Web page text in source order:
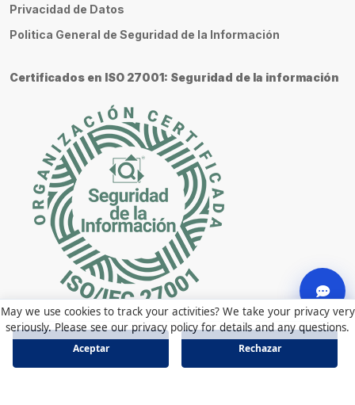
Privacidad de Datos
Politica General de Seguridad de la Información
Certificados en ISO 27001: Seguridad de la información
May we use cookies to track your activities? We take your privacy very
seriously. Please see our privacy policy for details and any questions.
Aceptar Rechazar